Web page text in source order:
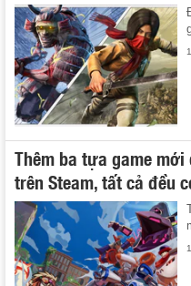
Thêm ba tựa game
trên Steam, tất cả đều